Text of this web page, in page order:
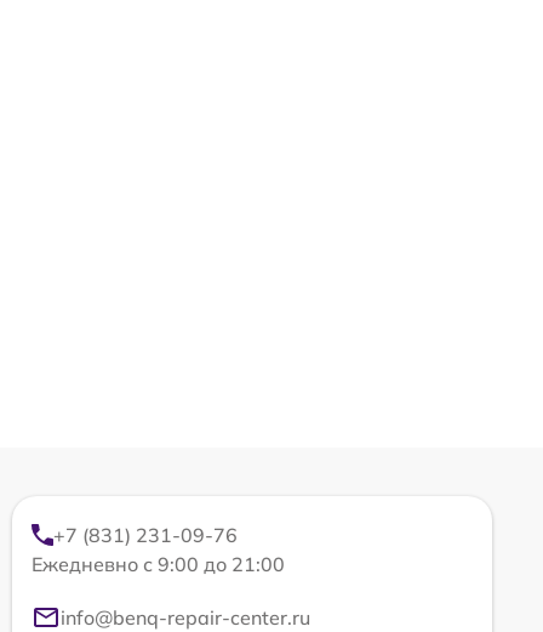
+7 (831) 231-09-76
Ежедневно с 9:00 до 21:00
info@benq-repair-center.ru